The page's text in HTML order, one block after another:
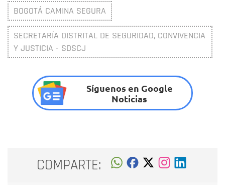
BOGOTÁ CAMINA SEGURA
SECRETARÍA DISTRITAL DE SEGURIDAD, CONVIVENCIA
Y JUSTICIA - SDSCJ
Síguenos en Google
Noticias
COMPARTE: